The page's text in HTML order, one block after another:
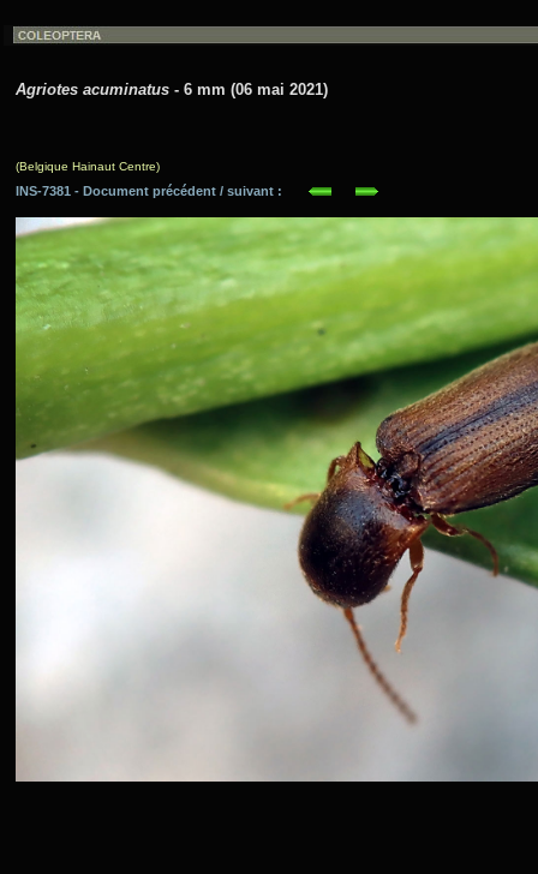
Agriotes acuminatus - 6 mm (06 mai 2021)
(Belgique Hainaut Centre)
INS-7381 - Document précédent / suivant :